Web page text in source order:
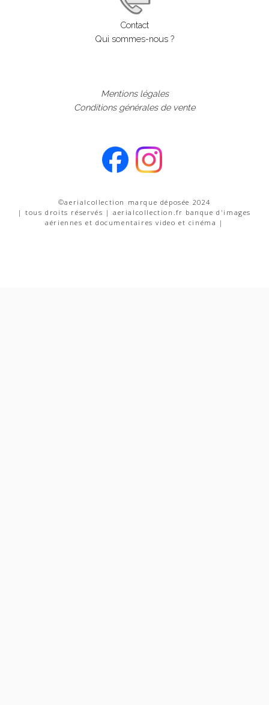
Contact
Qui sommes-nous ?
Mentions légales
Conditions générales de vente
©aerialcollection marque déposée 2024
| tous droits réservés | aerialcollection.fr banque d'images
aériennes et documentaires video et cinéma |